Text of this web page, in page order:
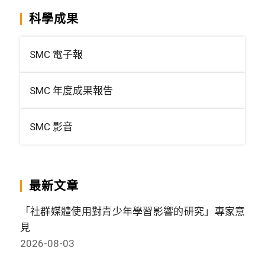
科學成果
SMC 電子報
SMC 年度成果報告
SMC 影音
最新文章
「社群媒體使用對青少年學習影響的研究」專家意
見
2026-08-03